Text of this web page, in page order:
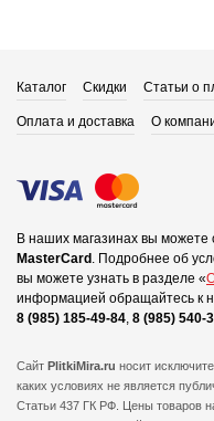
Каталог Скидки Статьи о
Оплата и доставка О
В наших магазинах вы можете
MasterCard . Подробнее об
вы можете узнать в разделе «
информацией обращайтесь к
8 (985) 185-49-84, 8 (985) 540-
Сайт PlitkiMira.ru носит
каких условиях не является
Статьи 437 ГК РФ. Цены товаров